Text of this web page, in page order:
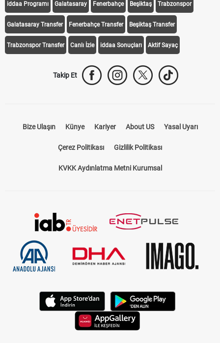
iddaa Programı Galatasaray Fenerbahçe Beşiktaş Trabzonspor
Galatasaray Transfer Fenerbahçe Transfer Beşiktaş Transfer
Trabzonspor Transfer Canlı İzle iddaa Sonuçları Aktif Sayaç
Takip Et
Bize Ulaşın Künye Kariyer About US Yasal Uyarı
Çerez Politikası Gizlilik Politikası
KVKK Aydınlatma Metni Kurumsal